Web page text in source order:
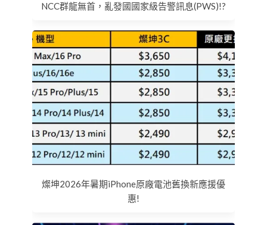
NCC群龍無首，亂發國國家級告警訊息(PWS)!?
燦坤2026年暑期iPhone原廠電池舊換新應援優
惠!